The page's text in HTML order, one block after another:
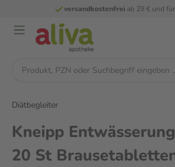
versandkostenfreiab 29 € und für
Diätbegleiter
Kneipp
20 St